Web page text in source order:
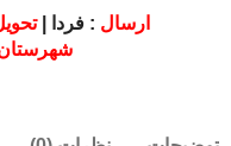
ارسال : فردا |